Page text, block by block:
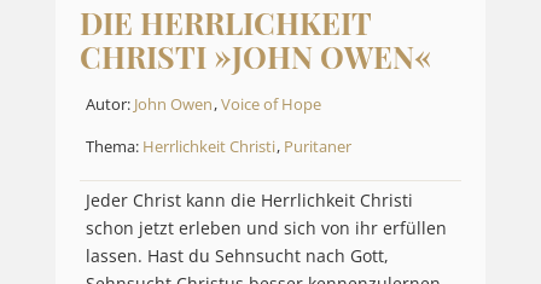
DIE HERRLICHKEIT
CHRISTI »JOHN OWEN«
Autor: John Owen,Voice of Hope
Thema: Herrlichkeit Christi, Puritaner
Jeder Christ kann die Herrlichkeit Christi
schon jetzt erleben und sich von ihr erfüllen
lassen. Hast du Sehnsucht nach Gott,